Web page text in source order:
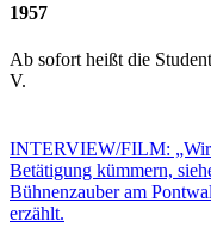
1957
Ab sofort heißt die
V.
INTERVIEW/FILM: „Wir
Betätigung kümmern,
Bühnenzauber am
erzählt.